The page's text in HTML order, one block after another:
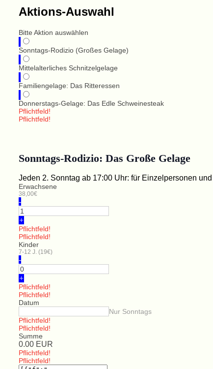
Aktions-Auswahl
Bitte Aktion auswählen
Sonntags-Rodizio (Großes Gelage)
Mittelalterliches Schnitzelgelage
Familiengelage: Das Ritteressen
Donnerstags-Gelage: Das Edle Schweinesteak
Pflichtfeld!
Pflichtfeld!
Sonntags-Rodizio: Das Große Gelage
Jeden 2. Sonntag ab 17:00 Uhr: für Einzelpersonen
Erwachsene
38,00€
-
+
Pflichtfeld!
Pflichtfeld!
Kinder
7-12 J. (19€)
-
+
Pflichtfeld!
Pflichtfeld!
Datum
Nur Sonntags
Pflichtfeld!
Pflichtfeld!
Summe
0.00 EUR
Pflichtfeld!
Pflichtfeld!